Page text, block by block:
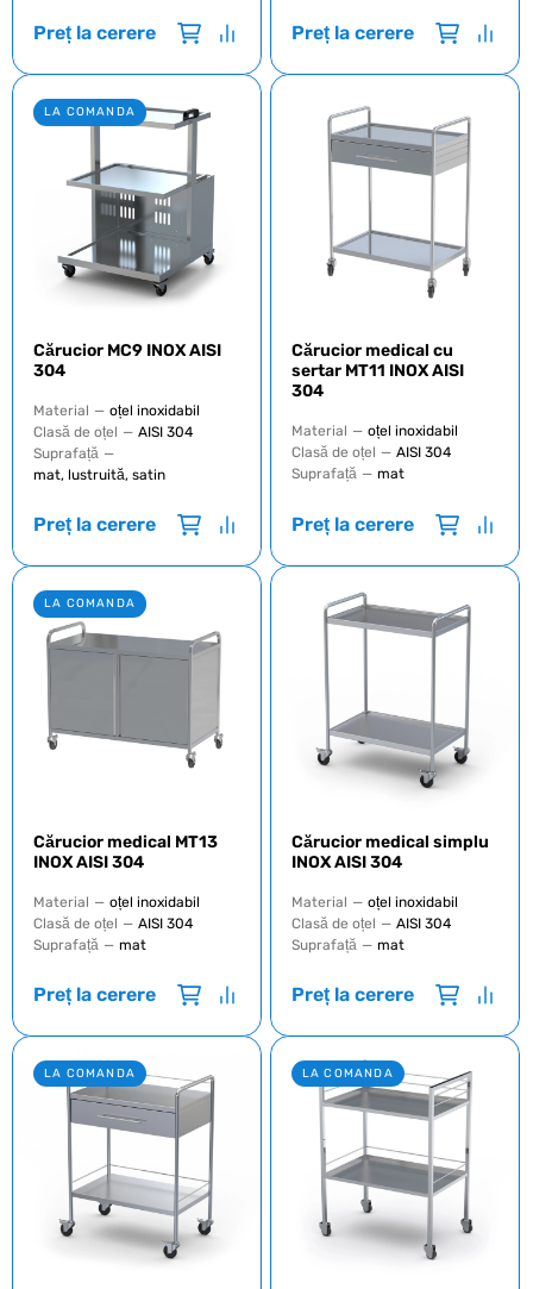
Preț la cerere Preț la cerere
LA COMANDA
Cărucior MC9 INOX AISI
304
Material — oțel inoxidabil
Clasă de oțel — AISI 304
Suprafață —
mat, lustruită, satin
Preț la cerere
Cărucior medical cu
sertar MT11 INOX AISI
304
Material — oțel inoxidabil
Clasă de oțel — AISI 304
Suprafață — mat
Preț la cerere
LA COMANDA
Cărucior medical MT13
INOX AISI 304
Material — oțel inoxidabil
Clasă de oțel — AISI 304
Suprafață — mat
Preț la cerere
Cărucior medical simplu
INOX AISI 304
Material — oțel inoxidabil
Clasă de oțel — AISI 304
Suprafață — mat
Preț la cerere
LA COMANDA LA COMANDA